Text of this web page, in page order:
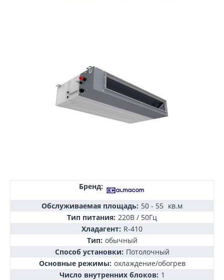
Бренд:
Обслуживаемая площадь: 50 - 55 кв.м
Тип питания: 220В / 50Гц
Хладагент: R-410
Тип: обычный
Способ установки: Потолочный
Основные режимы: охлаждение/обогрев
Число внутренних блоков: 1